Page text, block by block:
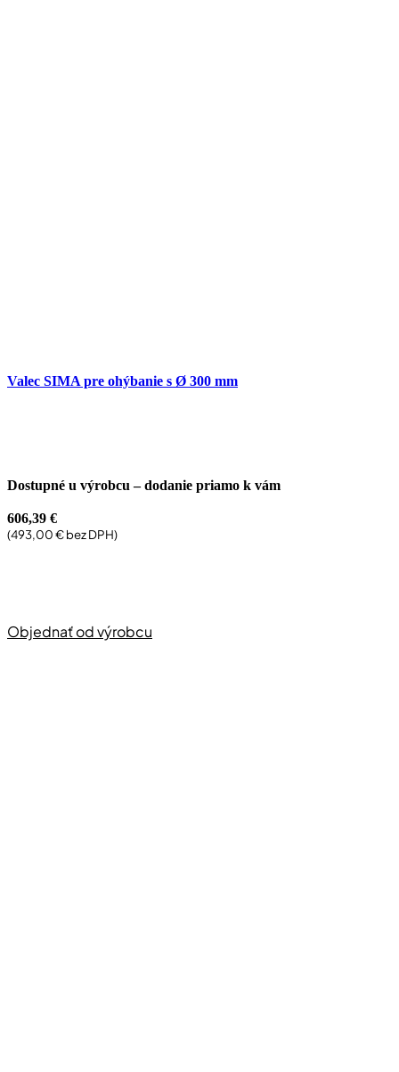
Valec SIMA pre ohýbanie s Ø 300 mm
Dostupné u výrobcu – dodanie priamo k vám
606,39 €
(493,00€bez DPH)
Objednať od výrobcu